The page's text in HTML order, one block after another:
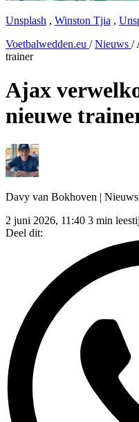
Unsplash , Winston Tjia ,
Voetbalwedden.eu / Nieuws /
trainer
Ajax
nieuwe
Davy van Bokhoven |
2 juni 2026, 11:40 3 min
Deel dit: